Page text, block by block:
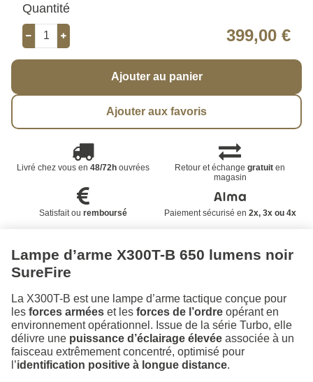
Quantité
399,00 €
Ajouter au panier
Ajouter aux favoris
Livré chez vous en 48/72houvrées Retour et échangegratuit en
magasin
Satisfait ou remboursé Paiement sécurisé en 2x, 3x ou 4x
Lampe d’arme X300T-B 650 lumens noir
SureFire
La X300T-B est une lampe d’arme tactique conçue pour
les forces armées et les forces de l’ordre opérant en
environnement opérationnel. Issue de la série Turbo, elle
délivre une puissance d’éclairage élevée associée à un
faisceau extrêmement concentré, optimisé pour
l’identification positive à longue distance.